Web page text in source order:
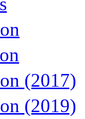
(2017)
(2019)